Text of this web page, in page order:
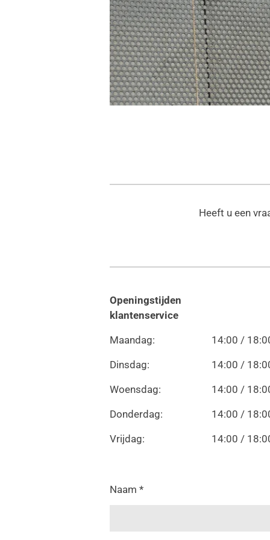
Heeft u een
Openingstijden
klantenservice
Maandag: 14:00 /
Dinsdag: 14:00 /
Woensdag: 14:00 /
Donderdag: 14:00 /
Vrijdag: 14:00 /
Naam *